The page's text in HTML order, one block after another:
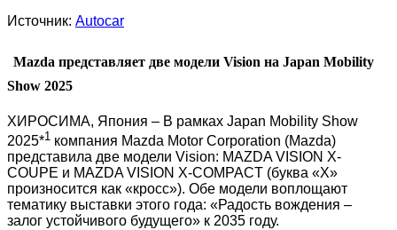
Источник: Autocar
Mazda представляет две модели Vision на Japan Mobility
Show 2025
ХИРОСИМА, Япония – В рамках Japan Mobility Show
2025*1 компания Mazda Motor Corporation (Mazda)
представила две модели Vision: MAZDA VISION X-
COUPE и MAZDA VISION X-COMPACT (буква «X»
произносится как «кросс»). Обе модели воплощают
тематику выставки этого года: «Радость вождения –
залог устойчивого будущего» к 2035 году.